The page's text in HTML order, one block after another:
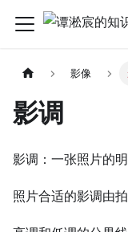
影像
影调
影调：一张照片的
照片合适的影调由